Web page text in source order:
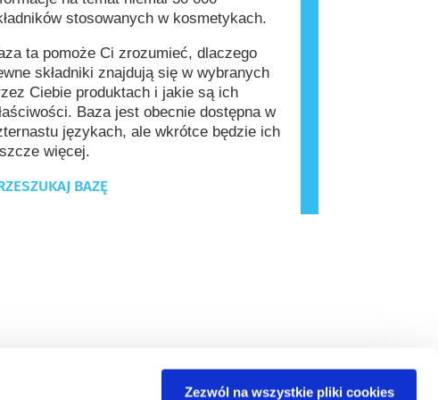
Zezwól na wszystkie pliki cookies
stosowanych w kosmetykach.
ta pomoże Ci zrozumieć, dlaczego
składniki znajdują się w wybranych
Ciebie produktach i jakie są ich
Baza jest obecnie dostępna w
językach, ale wkrótce będzie ich
więcej.
BAZĘ